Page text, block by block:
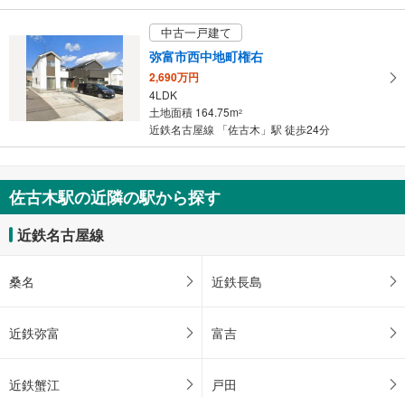
中古一戸建て
弥富市西中地町権右
2,690万円
4LDK
土地面積 164.75m2
近鉄名古屋線 「佐古木」駅 徒歩24分
佐古木駅の近隣の駅から探す
近鉄名古屋線
桑名 近鉄長島
近鉄弥富 富吉
近鉄蟹江 戸田